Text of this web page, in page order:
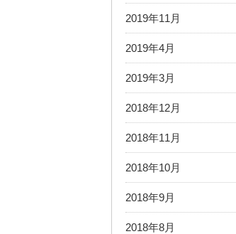
2019年11月
2019年4月
2019年3月
2018年12月
2018年11月
2018年10月
2018年9月
2018年8月